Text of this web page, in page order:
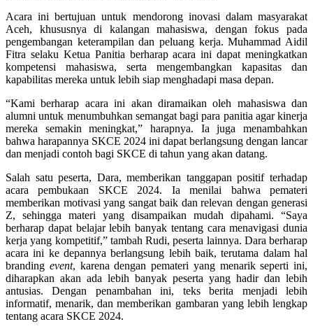
Acara ini bertujuan untuk mendorong inovasi dalam masyarakat
Aceh, khususnya di kalangan mahasiswa, dengan fokus pada
pengembangan keterampilan dan peluang kerja. Muhammad Aidil
Fitra selaku Ketua Panitia berharap acara ini dapat meningkatkan
kompetensi mahasiswa, serta mengembangkan kapasitas dan
kapabilitas mereka untuk lebih siap menghadapi masa depan.
“Kami berharap acara ini akan diramaikan oleh mahasiswa dan
alumni untuk menumbuhkan semangat bagi para panitia agar kinerja
mereka semakin meningkat,” harapnya. Ia juga menambahkan
bahwa harapannya SKCE 2024 ini dapat berlangsung dengan lancar
dan menjadi contoh bagi SKCE di tahun yang akan datang.
Salah satu peserta, Dara, memberikan tanggapan positif terhadap
acara pembukaan SKCE 2024. Ia menilai bahwa pemateri
memberikan motivasi yang sangat baik dan relevan dengan generasi
Z, sehingga materi yang disampaikan mudah dipahami. “Saya
berharap dapat belajar lebih banyak tentang cara menavigasi dunia
kerja yang kompetitif,” tambah Rudi, peserta lainnya. Dara berharap
acara ini ke depannya berlangsung lebih baik, terutama dalam hal
branding event, karena dengan pemateri yang menarik seperti ini,
diharapkan akan ada lebih banyak peserta yang hadir dan lebih
antusias. Dengan penambahan ini, teks berita menjadi lebih
informatif, menarik, dan memberikan gambaran yang lebih lengkap
tentang acara SKCE 2024.